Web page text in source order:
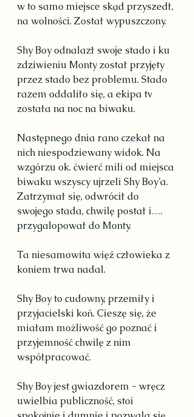
w to samo miejsce skąd przyszedł,
na wolności. Został wypuszczony.
Shy Boy odnalazł swoje stado i ku
zdziwieniu Monty został przyjęty
przez stado bez problemu. Stado
razem oddaliło się, a ekipa tv
została na noc na biwaku.
Następnego dnia rano czekał na
nich niespodziewany widok. Na
wzgórzu ok. ćwierć mili od miejsca
biwaku wszyscy ujrzeli Shy Boy’a.
Zatrzymał się, odwrócił do
swojego stada, chwilę postał i….
przygalopował do Monty.
Ta niesamowita więź człowieka z
koniem trwa nadal.
Shy Boy to cudowny, przemiły i
przyjacielski koń. Cieszę się, że
miałam możliwość go poznać i
przyjemność chwilę z nim
współpracować.
Shy Boy jest gwiazdorem - wręcz
uwielbia publiczność, stoi